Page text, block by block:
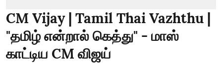
CM Vijay | Tamil Thai Vazhthu |
"தமிழ் என்றால் கெத்து" - மாஸ்
காட்டிய CM விஜய்